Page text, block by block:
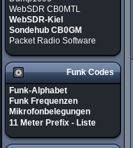
WebSDR CB0MTL
WebSDR-Kiel
Sondehub CB0GM
Packet Radio Software
Funk Codes
Funk-Alphabet
Funk Frequenzen
Mikrofonbelegungen
11 Meter Prefix - Liste